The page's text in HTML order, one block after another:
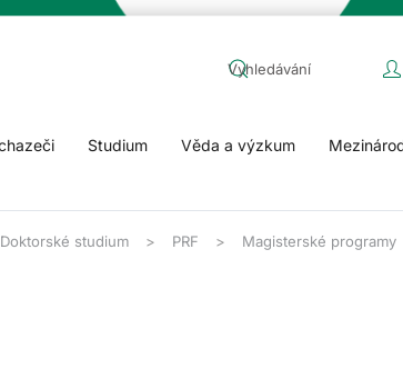
Studium Věda a výzkum
Doktorské studium PRF Magisterské programy